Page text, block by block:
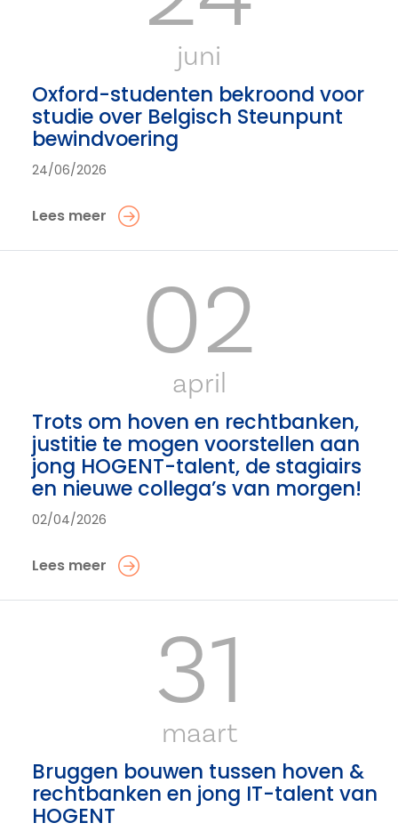
juni
Oxford-studenten bekroond voor
studie over Belgisch Steunpunt
bewindvoering
24/06/2026
Lees meer
02
april
Trots om hoven en rechtbanken,
justitie te mogen voorstellen aan
jong HOGENT-talent, de stagiairs
en nieuwe collega’s van morgen!
02/04/2026
Lees meer
31
maart
Bruggen bouwen tussen hoven &
rechtbanken en jong IT-talent van
HOGENT